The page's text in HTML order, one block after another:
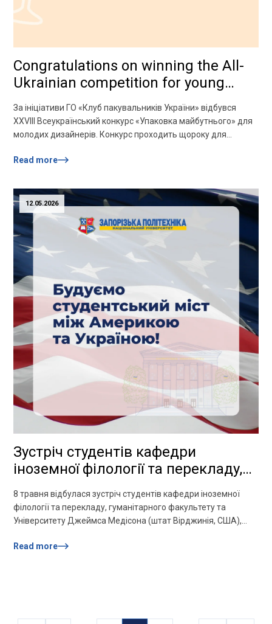
Congratulations on winning the All-
Ukrainian competition for young
designers!
За ініціативи ГО «Клуб пакувальників України» відбувся
ХХVІІІ Всеукраїнський конкурс «Упаковка майбутнього» для
молодих дизайнерів. Конкурс проходить щороку для
майстерність, донести до виробників пакування свої ідеї,
рішення. Цьогоріч до складу партнерів заходу долучилися
ТОВ «Флексорес», представництво Windmöller & Hölscher в
Україні, Українська пакувально-екологічна коаліція […]
Read more
12.05.2026
Зустріч студентів кафедри
іноземної філології та перекладу,
гуманітарного факультету та
Університету Джеймса Медісона
(штат Вірджинія, США)
8 травня відбулася зустріч студентів кафедри іноземної
філології та перекладу, гуманітарного факультету та
Університету Джеймса Медісона (штат Вірджинія, США),
освітньому процесі та формуванню етичної культури
Read more